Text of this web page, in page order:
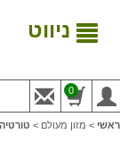
ניווט
0
ראשי > מזון מעולם >